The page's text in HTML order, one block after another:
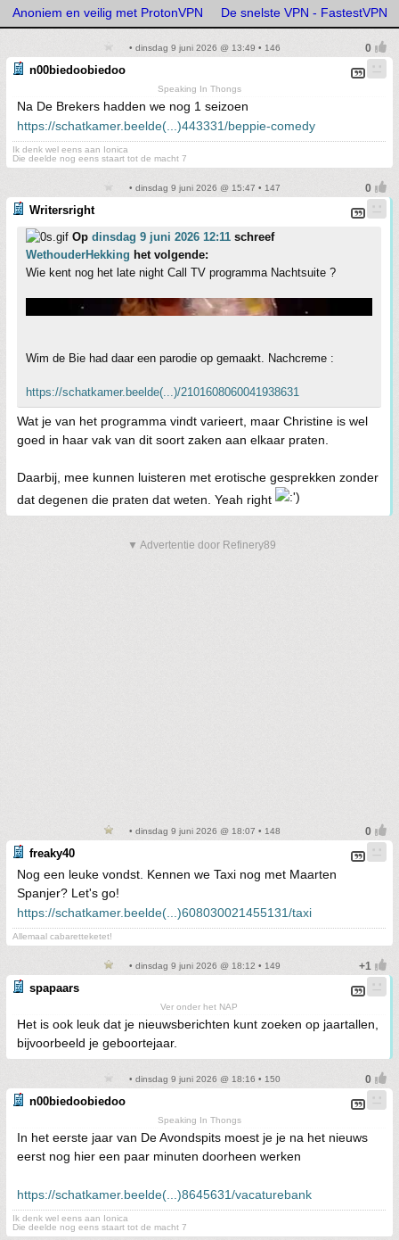
Anoniem en veilig met ProtonVPN De snelste VPN - FastestVPN
• dinsdag 9 juni 2026 @ 13:49 • 146
n00biedoobiedoo
Speaking In Thongs
Na De Brekers hadden we nog 1 seizoen
https://schatkamer.beelde(...)443331/beppie-comedy
Ik denk wel eens aan Ionica
Die deelde nog eens staart tot de macht 7
• dinsdag 9 juni 2026 @ 15:47 • 147
Writersright
Op dinsdag 9 juni 2026 12:11 schreef
WethouderHekking het volgende:
Wie kent nog het late night Call TV programma Nachtsuite ?
Wim de Bie had daar een parodie op gemaakt. Nachcreme :
https://schatkamer.beelde(...)/2101608060041938631
Wat je van het programma vindt varieert, maar Christine is wel
goed in haar vak van dit soort zaken aan elkaar praten.
Daarbij, mee kunnen luisteren met erotische gesprekken zonder
dat degenen die praten dat weten. Yeah right
▼ Advertentie door Refinery89
• dinsdag 9 juni 2026 @ 18:07 • 148
freaky40
Nog een leuke vondst. Kennen we Taxi nog met Maarten
Spanjer? Let's go!
https://schatkamer.beelde(...)608030021455131/taxi
Allemaal cabaretteketet!
• dinsdag 9 juni 2026 @ 18:12 • 149
spapaars
Ver onder het NAP
Het is ook leuk dat je nieuwsberichten kunt zoeken op jaartallen,
bijvoorbeeld je geboortejaar.
• dinsdag 9 juni 2026 @ 18:16 • 150
n00biedoobiedoo
Speaking In Thongs
In het eerste jaar van De Avondspits moest je je na het nieuws
eerst nog hier een paar minuten doorheen werken
https://schatkamer.beelde(...)8645631/vacaturebank
Ik denk wel eens aan Ionica
Die deelde nog eens staart tot de macht 7